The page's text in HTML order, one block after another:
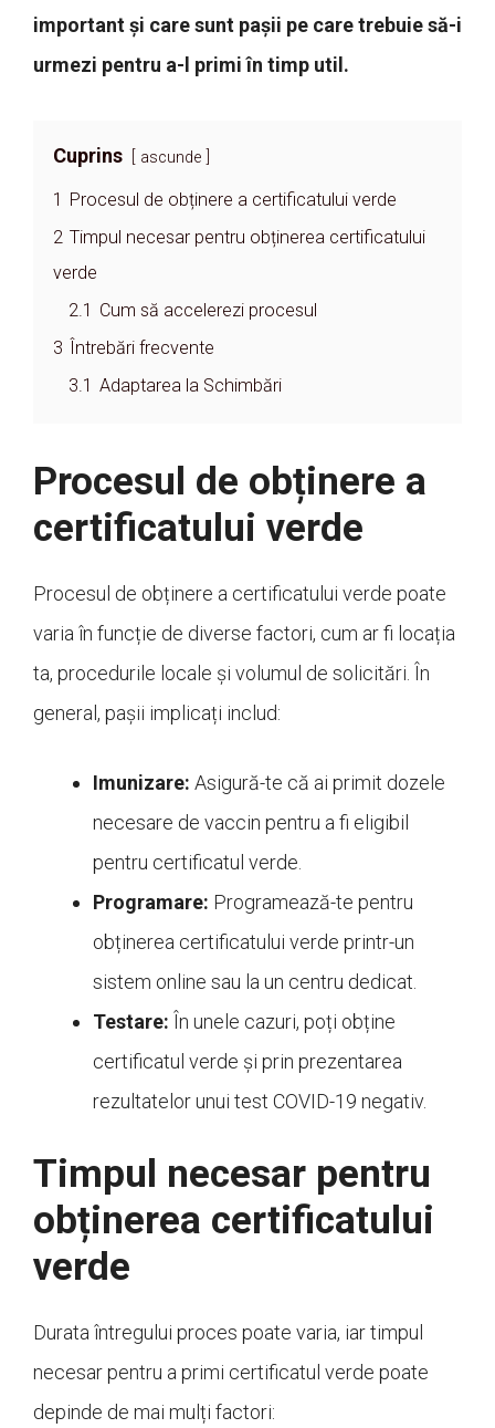
important și care sunt pașii pe care trebuie să-i
urmezi pentru a-l primi în timp util.
Cuprins ascunde
1
Procesul de obținere a certificatului verde
2 Timpul necesar pentru obținerea certificatului
verde
2.1 Cum să accelerezi procesul
3
Întrebări frecvente
3.1 Adaptarea la Schimbări
Procesul de obținere a
certificatului verde
Procesul de obținere a certificatului verde poate
varia în funcție de diverse factori, cum ar fi locația
ta, procedurile locale și volumul de solicitări. În
general, pașii implicați includ:
Imunizare: Asigură-te că ai primit dozele
necesare de vaccin pentru a fi eligibil
pentru certificatul verde.
Programare: Programează-te pentru
obținerea certificatului verde printr-un
sistem online sau la un centru dedicat.
Testare: În unele cazuri, poți obține
certificatul verde și prin prezentarea
rezultatelor unui test COVID-19 negativ.
Timpul necesar pentru
obținerea certificatului
verde
Durata întregului proces poate varia, iar timpul
necesar pentru a primi certificatul verde poate
depinde de mai mulți factori: